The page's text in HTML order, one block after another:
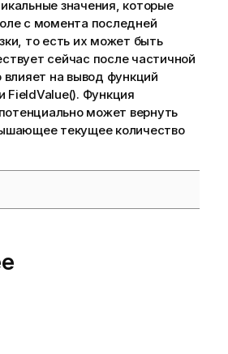
значения, которые
с момента последней
то есть их может быть
сейчас после частичной
влияет на вывод функций
FieldValue(). Функция
может вернуть
текущее количество